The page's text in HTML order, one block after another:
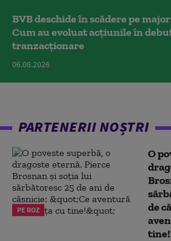
BVB deschide în scădere pe
Cum au evoluat acțiunile în
tranzacționare
06.08.2026
PARTENERII NOȘTRI
PE ROZ
O
de